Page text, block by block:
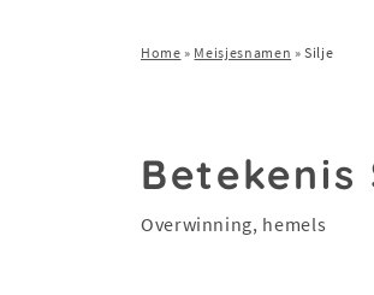
Home » Meisjesnamen »Silje
Betekenis
Overwinning, hemels